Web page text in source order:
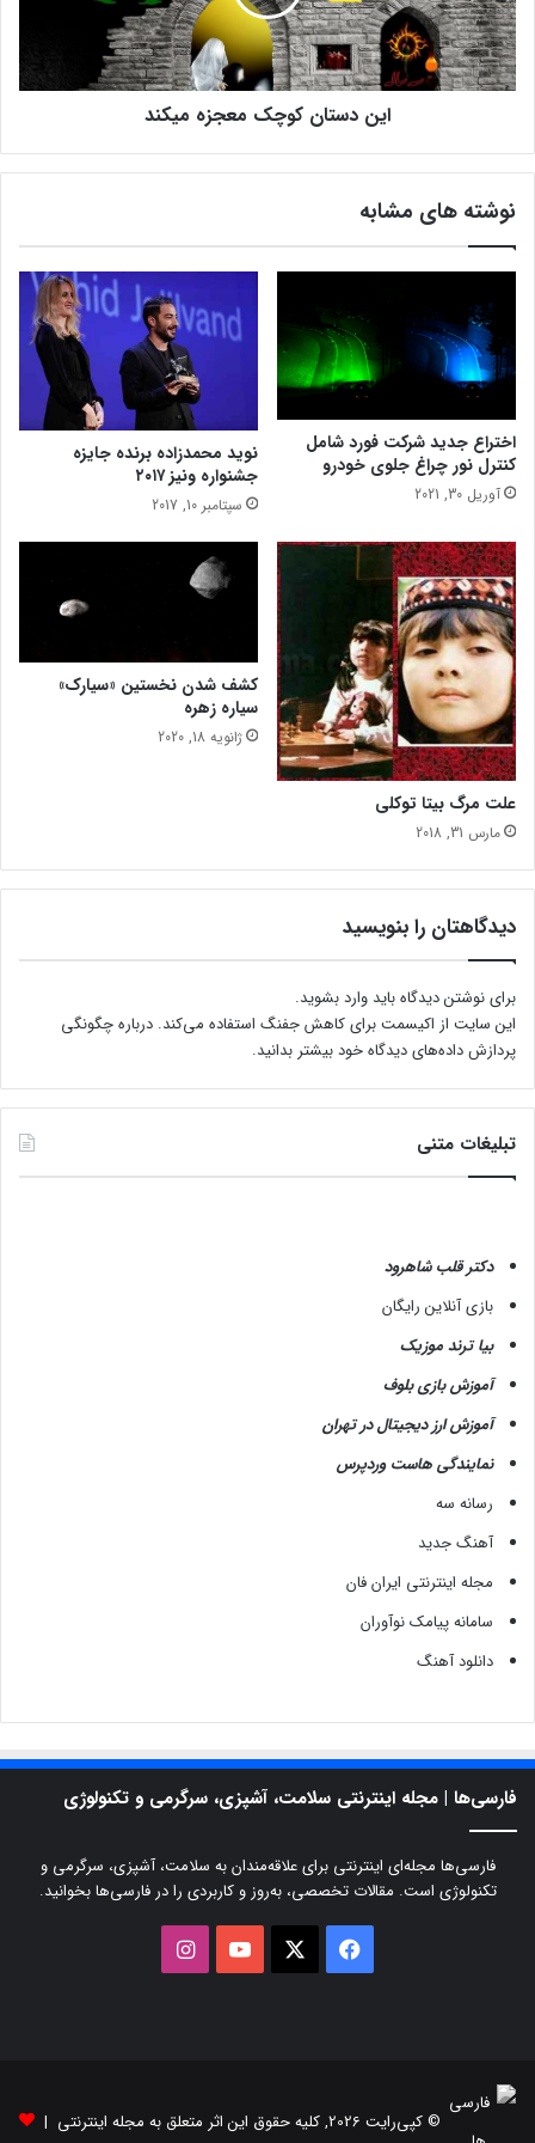
ن
س
ر
خ
ا
ی
ت
ا
ن
ک
ع
ج
ی
ک
د
این دستان کوچک معجزه میکند
نوشته های مشابه
اختراع جدید شرکت فورد شامل
کنترل نور چراغ جلوی خودرو
آوریل 30, 2021
نوید محمدزاده برنده جایزه
جشنواره ونیز ۲۰۱۷
سپتامبر 10, 2017
علت مرگ بیتا توکلی
مارس 31, 2018
کشف شدن نخستین «سیارک»
سیاره زهره
ژانویه 18, 2020
دیدگاهتان را بنویسید
برای نوشتن دیدگاه باید وارد بشوید.
این سایت از اکیسمت برای کاهش جفنگ استفاده می‌کند. درباره چگونگی
پردازش داده‌های دیدگاه خود بیشتر بدانید.
تبلیغات متنی
دکتر قلب شاهرود
بازی آنلاین رایگان
بیا ترند موزیک
آموزش بازی بلوف
آموزش ارز دیجیتال در تهران
نمایندگی هاست وردپرس
رسانه سه
آهنگ جدید
مجله اینترنتی ایران فان
سامانه پیامک نوآوران
دانلود آهنگ
فارسی‌ها | مجله اینترنتی سلامت، آشپزی، سرگرمی و تکنولوژی
فارسی‌ها مجله‌ای اینترنتی برای علاقه‌مندان به سلامت، آشپزی، سرگرمی و
تکنولوژی است. مقالات تخصصی، به‌روز و کاربردی را در فارسی‌ها بخوانید.
فیسبوک یوتیوب
© کپی‌رایت 2026, کلیه حقوق این اثر متعلق به مجله اینترنتی |